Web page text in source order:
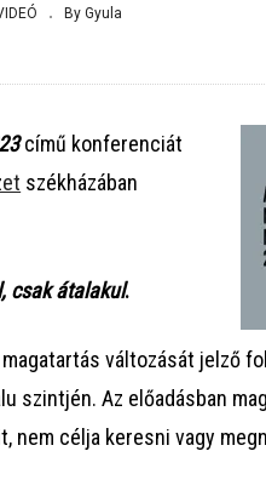
By Gyula
című konferenciát
székházában
csak átalakul.
változását jelző
szintjén. Az előadásban
célja keresni vagy